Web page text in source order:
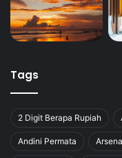
Tags
2 Digit Berapa Rupiah
Andini Permata